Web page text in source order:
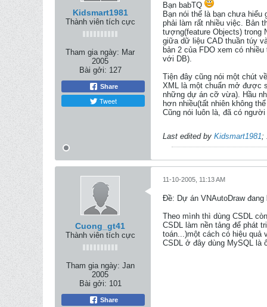
Kidsmart1981
Thành viên tích cực
Tham gia ngày: Mar
2005
Bài gởi: 127
Share
Tweet
Bạn babTQ
Bạn nói thế là bạn chưa
phải làm rất nhiều việc. Bản
tượng(feature Objects) trong
giữa dữ liệu CAD thuần túy
bản 2 của FDO xem có
với DB).
Tiện đây cũng nói một chút
XML là một chuẩn mở được
những dự án cỡ vừa). Hầu
hơn nhiều(tất nhiên không
Cũng nói luôn là, đã có
Last edited by Kidsmart1981;
Cuong_gt41
Thành viên tích cực
Tham gia ngày: Jan
2005
Bài gởi: 101
Share
11-10-2005, 11:13 AM
Ðề: Dự án VNAutoDraw
Theo mình thì dùng CSDL
CSDL làm nền tảng để phát
toán...)một cách có hiệu quả
CSDL ở đây dùng MySQL là